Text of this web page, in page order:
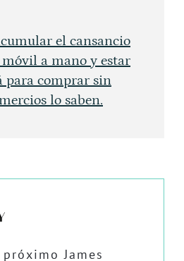
el cansancio
a mano y estar
para comprar sin
lo saben.
James